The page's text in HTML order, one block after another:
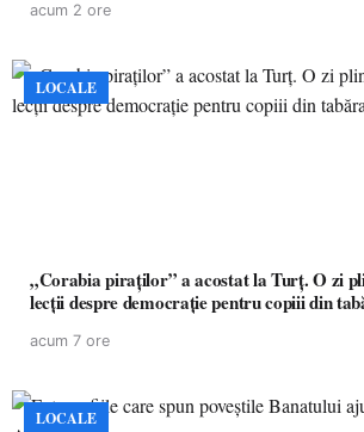
acum 2 ore
LOCALE
„Corabia piraților” a acostat la Turț. O zi
lecții despre democrație pentru copiii din
acum 7 ore
LOCALE